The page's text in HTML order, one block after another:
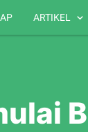
ARTIKEL